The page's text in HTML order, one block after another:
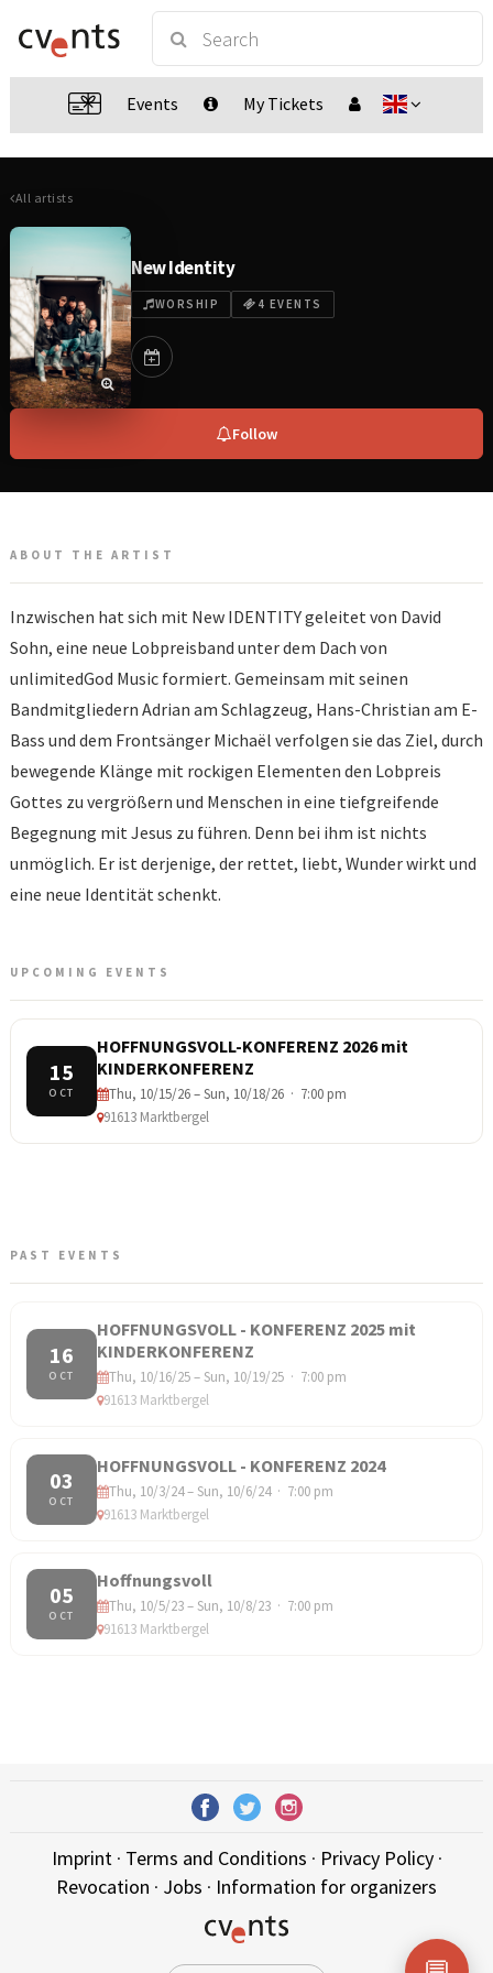
Events My Tickets
All artists
New Identity
WORSHIP 4 EVENTS
Follow
ABOUT THE ARTIST
Inzwischen hat sich mit New IDENTITY geleitet von David
Sohn, eine neue Lobpreisband unter dem Dach von
unlimitedGod Music formiert. Gemeinsam mit seinen
Bandmitgliedern Adrian am Schlagzeug, Hans-Christian am E-
Bass und dem Frontsänger Michaël verfolgen sie das Ziel, durch
bewegende Klänge mit rockigen Elementen den Lobpreis
Gottes zu vergrößern und Menschen in eine tiefgreifende
Begegnung mit Jesus zu führen. Denn bei ihm ist nichts
unmöglich. Er ist derjenige, der rettet, liebt, Wunder wirkt und
eine neue Identität schenkt.
UPCOMING EVENTS
15
OCT
HOFFNUNGSVOLL-KONFERENZ 2026 mit
KINDERKONFERENZ
Thu, 10/15/26 – Sun, 10/18/26 · 7:00 pm
91613 Marktbergel
PAST EVENTS
16
OCT
HOFFNUNGSVOLL - KONFERENZ 2025 mit
KINDERKONFERENZ
Thu, 10/16/25 – Sun, 10/19/25 · 7:00 pm
91613 Marktbergel
03
OCT
HOFFNUNGSVOLL - KONFERENZ 2024
Thu, 10/3/24 – Sun, 10/6/24 · 7:00 pm
91613 Marktbergel
05
OCT
Hoffnungsvoll
Thu, 10/5/23 – Sun, 10/8/23 · 7:00 pm
91613 Marktbergel
Imprint· Terms and Conditions · Privacy Policy·
Revocation · Jobs · Information for organizers